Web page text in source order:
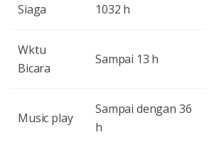
Siaga
1032 h
Wktu
Bicara
Sampai 13 h
Music play
Sampai dengan 36
h